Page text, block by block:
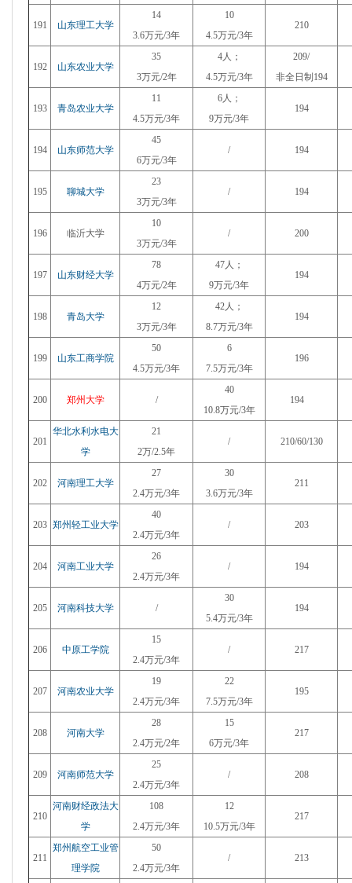
191 山东理工大学
14
3.6万元/3年
10
4.5万元/3年
210
192 山东农业大学
35
3万元/2年
4人；
4.5万元/3年
209/
非全日制194
193 青岛农业大学
11
4.5万元/3年
6人；
9万元/3年
194
194 山东师范大学
45
6万元/3年
/ 194
195 聊城大学
23
3万元/3年
/ 194
196 临沂大学
10
3万元/3年
/ 200
197 山东财经大学
78
4万元/2年
47人；
9万元/3年
194
198 青岛大学
12
3万元/3年
42人；
8.7万元/3年
194
199 山东工商学院
50
4.5万元/3年
6
7.5万元/3年
196
200 郑州大学 /
40
10.8万元/3年
194
201
华北水利水电大
学
21
2万/2.5年
/ 210/60/130
202 河南理工大学
27
2.4万元/3年
30
3.6万元/3年
211
203 郑州轻工业大学
40
2.4万元/3年
/ 203
204 河南工业大学
26
2.4万元/3年
/ 194
205 河南科技大学 /
30
5.4万元/3年
194
206 中原工学院
15
2.4万元/3年
/ 217
207 河南农业大学
19
2.4万元/3年
22
7.5万元/3年
195
208 河南大学
28
2.4万元/2年
15
6万元/3年
217
209 河南师范大学
25
2.4万元/3年
/ 208
210
河南财经政法大
学
108
2.4万元/3年
12
10.5万元/3年
217
211
郑州航空工业管
理学院
50
2.4万元/3年
/ 213